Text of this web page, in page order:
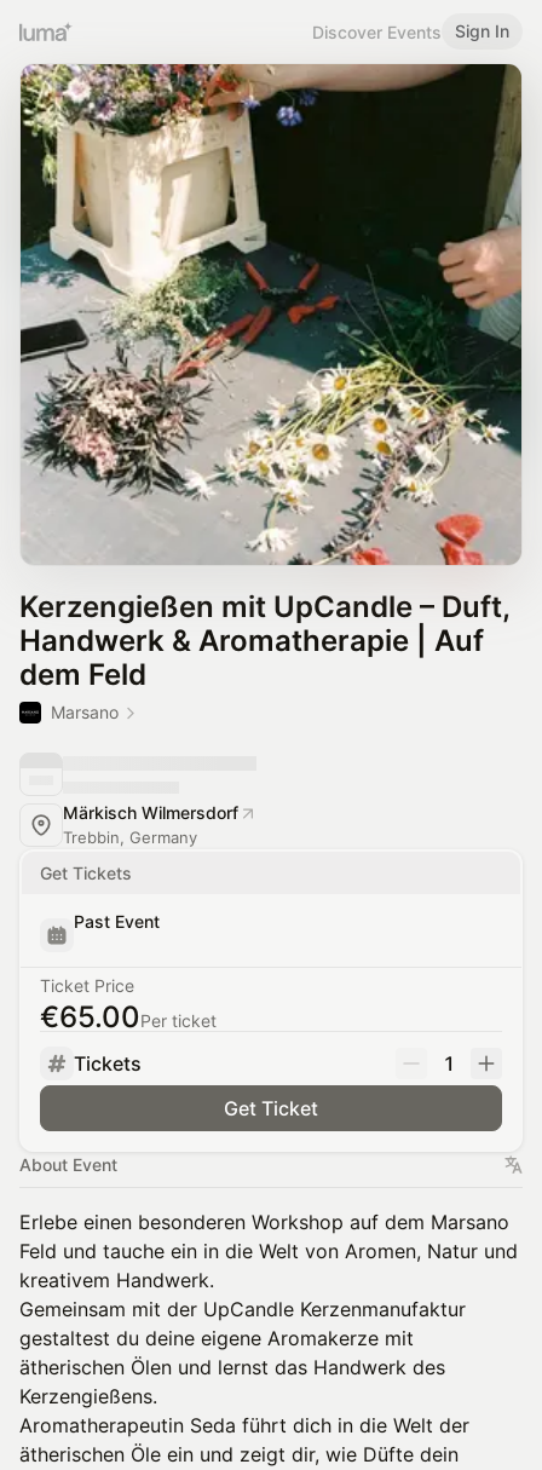
Discover Events Sign In
Kerzengießen mit UpCandle – Duft,
Handwerk & Aromatherapie | Auf
dem Feld
Marsano
Märkisch Wilmersdorf
Trebbin, Germany
Get Tickets
Past Event
Ticket Price
€65.00Per ticket
Tickets
1
Get Ticket
About Event
Erlebe einen besonderen Workshop auf dem Marsano
Feld und tauche ein in die Welt von Aromen, Natur und
kreativem Handwerk.
Gemeinsam mit der UpCandle Kerzenmanufaktur
gestaltest du deine eigene Aromakerze mit
ätherischen Ölen und lernst das Handwerk des
Kerzengießens.
Aromatherapeutin Seda führt dich in die Welt der
ätherischen Öle ein und zeigt dir, wie Düfte dein